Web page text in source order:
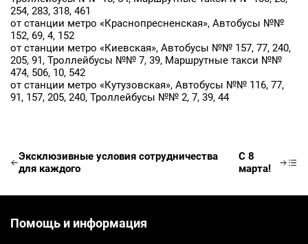
254, 283, 318, 461
от станции метро «Краснопресненская», Автобусы №№
152, 69, 4, 152
от станции метро «Киевская», Автобусы №№ 157, 77, 240,
205, 91, Троллейбусы №№ 7, 39, Маршрутные такси №№
474, 506, 10, 542
от станции метро «Кутузовская», Автобусы №№ 116, 77,
91, 157, 205, 240, Троллейбусы №№ 2, 7, 39, 44
Эксклюзивные условия сотрудничества
для каждого
C 8
марта!
Ваше имя
Телефон
Ваш телефон
E-mail
Помощь и информация